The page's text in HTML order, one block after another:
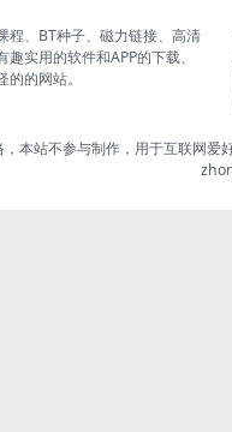
程、BT种子、磁力链接、高清
实用的软件和APP的下载、
的网站。
本站不参与制作，用于互联网